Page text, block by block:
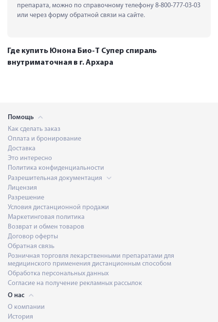
препарата, можно по справочному телефону 8-800-777-03-03
или через форму обратной связи на сайте.
Где купить Юнона Био-Т Супер спираль
внутриматочная в г. Архара
Помощь
Как сделать заказ
Оплата и бронирование
Доставка
Это интересно
Политика конфиденциальности
Разрешительная документация
Лицензия
Разрешение
Условия дистанционной продажи
Маркетинговая политика
Возврат и обмен товаров
Договор оферты
Обратная связь
Розничная торговля лекарственными препаратами для
медицинского применения дистанционным способом
Обработка персональных данных
Согласие на получение рекламных рассылок
О нас
О компании
История